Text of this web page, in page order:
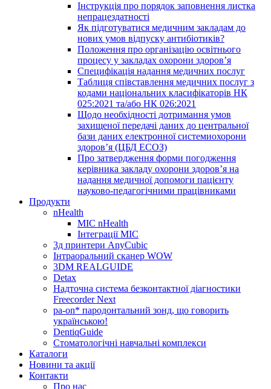
Інструкція про порядок заповнення листка
непрацездатності
Як підготуватися медичним закладам до
нових умов відпуску антибіотиків?
Положення про організацію освітнього
процесу у закладах охорони здоров’я
Специфікація надання медичних послуг
Таблиця співставлення медичних послуг з
кодами національних класифікаторів НК
025:2021 та/або НК 026:2021
Щодо необхідності дотримання умов
захищеної передачі даних до центральної
бази даних електронної системиохорони
здоров’я (ЦБД ЕСОЗ)
Про затвердження форми погодження
керівника закладу охорони здоров’я на
надання медичної допомоги пацієнту
науково-педагогічними працівниками
Продукти
nHealth
МІС nHealth
Інтеграції МІС
3д принтери AnyCubic
Інтраоральний сканер WOW
3DM REALGUIDE
Detax
Надточна система безконтактної діагностики
Freecorder Next
pa-on* пародонтальний зонд, що говорить
українською!
DentiqGuide
Стоматологічні навчальні комплекси
Каталоги
Новини та акції
Контакти
Про нас